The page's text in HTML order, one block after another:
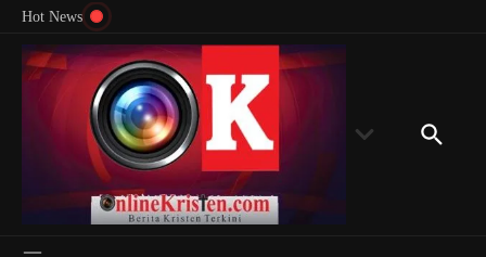
Lewati ke konten
Hot News